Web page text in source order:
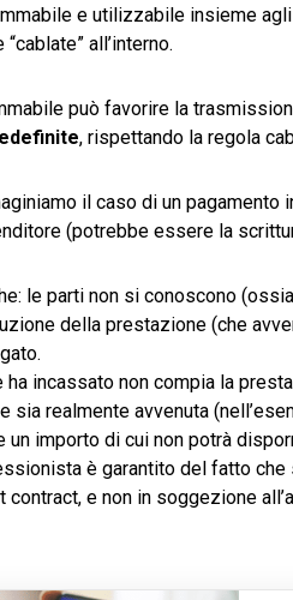
e utilizzabile insieme
all’interno.
può favorire la
, rispettando la regola
il caso di un pagamento
(potrebbe essere la
le parti non si conoscono
della prestazione (che
incassato non compia la
sia realmente avvenuta
importo di cui non potrà
è garantito del fatto
e non in soggezione